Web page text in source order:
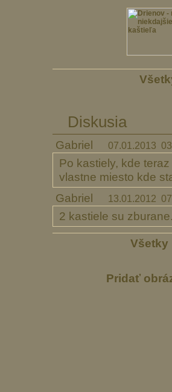
Diskusia
Gabriel 07.01.2013
Po kastiely, kde
vlastne miesto kde
Gabriel
13.01.2012
2 kastiele su
Všetky
Pridať